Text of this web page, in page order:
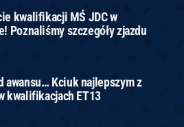
kwalifikacji MŚ JDC w
Poznaliśmy szczegóły zjazdu
awansu… Kciuk najlepszym z
kwalifikacjach ET13